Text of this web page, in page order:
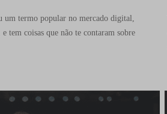
um termo popular no mercado digital,
tem coisas que não te contaram sobre